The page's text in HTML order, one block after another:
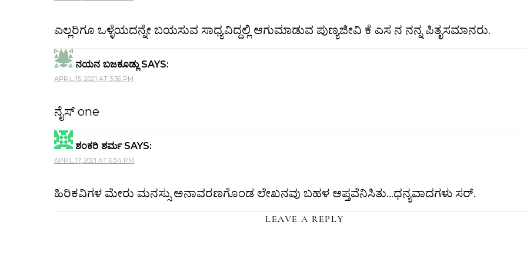
ಎಲ್ಲರಿಗೂ ಒಳ್ಳೆಯದನ್ನೇ ಬಯಸುವ ಸಾಧ್ಯವಿದ್ದಲ್ಲಿ ಆಗುಮಾಡುವ ಪುಣ್ಯಜೀವಿ ಕೆ ಎಸ ನ ನನ್ನ ಪಿತೃಸಮಾನರು.
ನಯನ ಬಜಕೂಡ್ಲು SAYS:
APRIL 15, 2021 AT 3:36 PM
ನೈಸ್ one
ಶಂಕರಿ ಶರ್ಮ SAYS:
APRIL 17, 2021 AT 6:54 PM
ಹಿರಿಕವಿಗಳ ಮೇರು ಮನಸ್ಸು ಅನಾವರಣಗೊಂಡ ಲೇಖನವು ಬಹಳ ಆಪ್ತವೆನಿಸಿತು…ಧನ್ಯವಾದಗಳು ಸರ್.
LEAVE A REPLY